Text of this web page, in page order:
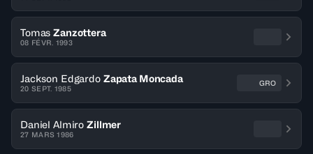
Tomas Zanzottera
08 FÉVR. 1993
Jackson Edgardo Zapata Moncada
20 SEPT. 1985
GRO
Daniel Almiro Zillmer
27 MARS 1986